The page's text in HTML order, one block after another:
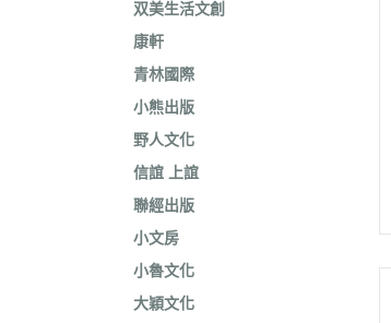
双美生活文創
康軒
青林國際
小熊出版
野人文化
信誼 上誼
聯經出版
小文房
小魯文化
大穎文化